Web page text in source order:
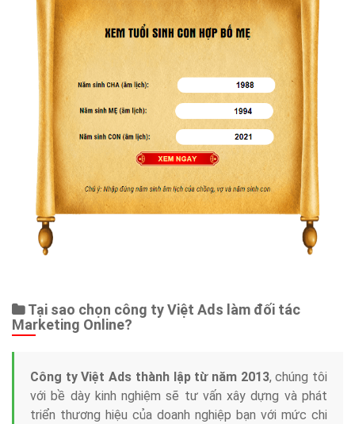
Tại sao chọn công ty Việt Ads làm đối tác
Marketing Online?
Công ty Việt Ads thành lập từ năm 2013, chúng tôi
với bề dày kinh nghiệm sẽ tư vấn xây dựng và phát
triển thương hiệu của doanh nghiệp bạn với mức chi